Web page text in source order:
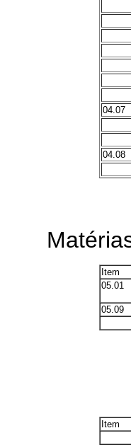
04.07
04.08
Item
05.01
05.09
Item